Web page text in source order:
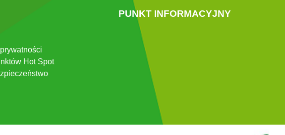
Hot Spot
PUNKT INFORMACYJNY